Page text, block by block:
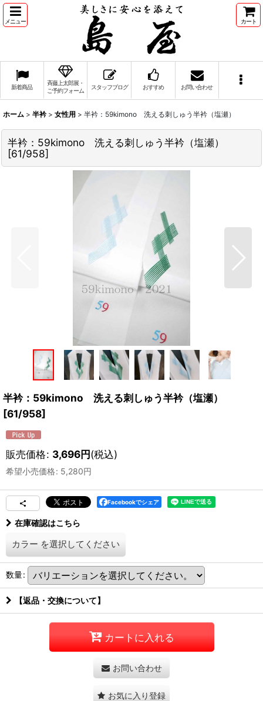
メニュー カート
新着商品
斉藤上太郎展・
ご予約フォーム
スタッフブログ おすすめ お問い合わせ
ホーム > 半衿 > 女性用 > 半衿：59kimono 洗える刺しゅう半衿（塩瀬）
半衿：59kimono 洗える刺しゅう半衿（塩瀬）
[61/958]
半衿：59kimono 洗える刺しゅう半衿（塩瀬）
[61/958]
販売価格: 3,696円(税込)
希望小売価格: 5,280円
Facebookでシェア
在庫確認はこちら
カラー を選択してください
数量:
【返品・交換について】
カートに入れる
お問い合わせ
お気に入り登録